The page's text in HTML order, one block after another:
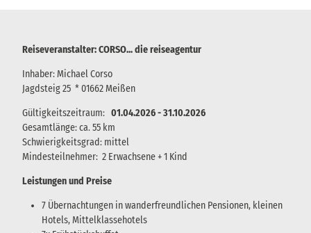
Reiseveranstalter: CORSO... die reiseagentur
Inhaber: Michael Corso
Jagdsteig 25 * 01662 Meißen
Gültigkeitszeitraum: 01.04.2026 - 31.10.2026
Gesamtlänge: ca. 55 km
Schwierigkeitsgrad: mittel
Mindesteilnehmer: 2 Erwachsene + 1 Kind
Leistungen und Preise
7 Übernachtungen in wanderfreundlichen Pensionen, kleinen
Hotels, Mittelklassehotels